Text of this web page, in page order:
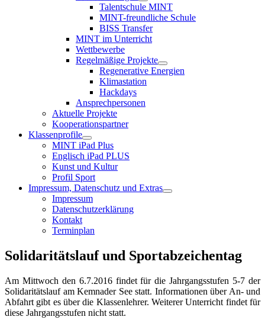
Talentschule MINT
MINT-freundliche Schule
BISS Transfer
MINT im Unterricht
Wettbewerbe
Regelmäßige Projekte
Regenerative Energien
Klimastation
Hackdays
Ansprechpersonen
Aktuelle Projekte
Kooperationspartner
Klassenprofile
MINT iPad Plus
Englisch iPad PLUS
Kunst und Kultur
Profil Sport
Impressum, Datenschutz und Extras
Impressum
Datenschutzerklärung
Kontakt
Terminplan
Solidaritätslauf und Sportabzeichentag
Am Mittwoch den 6.7.2016 findet für die Jahrgangsstufen 5-7 der
Solidaritätslauf am Kemnader See statt. Informationen über An- und
Abfahrt gibt es über die Klassenlehrer. Weiterer Unterricht findet für
diese Jahrgangsstufen nicht statt.